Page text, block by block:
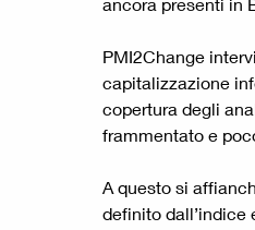
PMI2Change
capitalizzazione
copertura degli
frammentato e
A questo si
definito dall’indice